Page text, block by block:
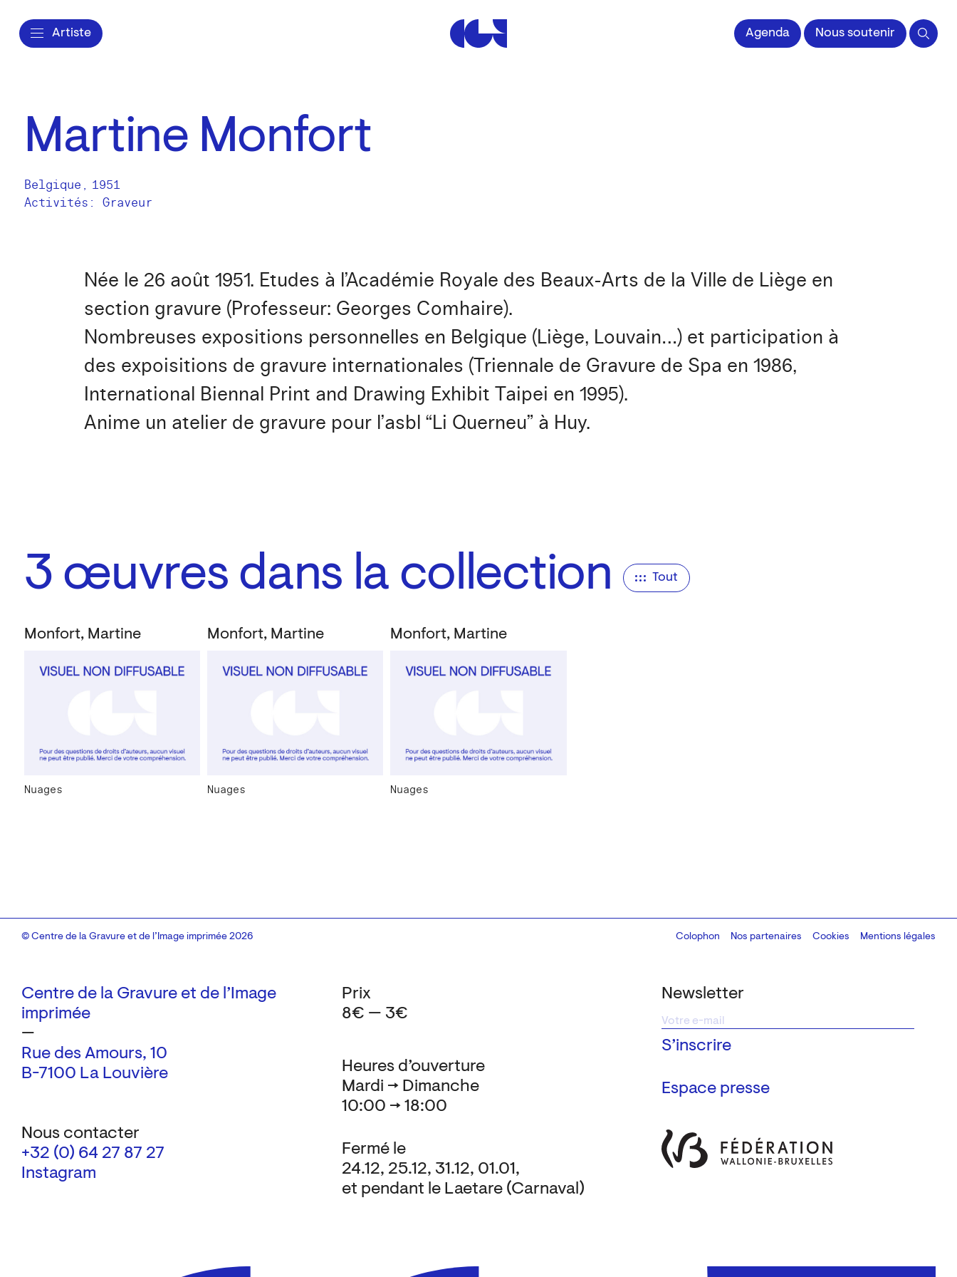
Artiste Centre de la Gravure et de l'Image impriméeAgenda Nous soutenir
Martine Monfort
Belgique , 1951
Activités: Graveur
Née le 26 août 1951. Etudes à l’Académie Royale des Beaux-Arts de la Ville de Liège en
section gravure (Professeur: Georges Comhaire).
Nombreuses expositions personnelles en Belgique (Liège, Louvain…) et participation à
des expoisitions de gravure internationales (Triennale de Gravure de Spa en 1986,
International Biennal Print and Drawing Exhibit Taipei en 1995).
Anime un atelier de gravure pour l’asbl “Li Querneu” à Huy.
3 œuvres dans la collection Tout
Monfort, Martine
Nuages
Monfort, Martine
Nuages
Monfort, Martine
Nuages
Centre de la Gravure et de l’Image
imprimée
—
Rue des Amours, 10
B-7100 La Louvière
Nous contacter
+32 (0) 64 27 87 27
Instagram
Newsletter
Espace presse
Heures d’ouverture
Mardi → Dimanche
10:00 → 18:00
Fermé le
24.12, 25.12, 31.12, 01.01,
et pendant le Laetare (Carnaval)
Prix
8€ — 3€
© Centre de la Gravure et de l’Image imprimée 2026 Colophon
Design:Marcel Kaczmarek, code:8080.studio
Nos partenaires Cookies Mentions légales